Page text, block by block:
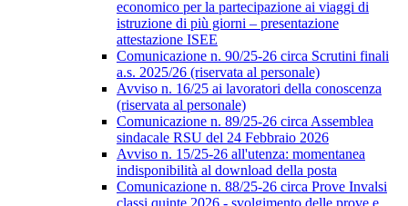
economico per la partecipazione ai viaggi di
istruzione di più giorni – presentazione
attestazione ISEE
Comunicazione n. 90/25-26 circa Scrutini finali
a.s. 2025/26 (riservata al personale)
Avviso n. 16/25 ai lavoratori della conoscenza
(riservata al personale)
Comunicazione n. 89/25-26 circa Assemblea
sindacale RSU del 24 Febbraio 2026
Avviso n. 15/25-26 all'utenza: momentanea
indisponibilità al download della posta
Comunicazione n. 88/25-26 circa Prove Invalsi